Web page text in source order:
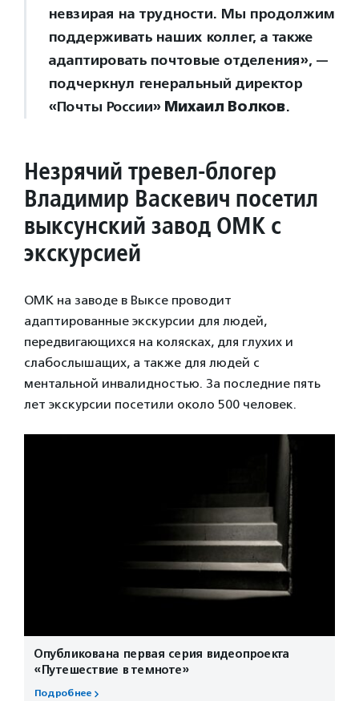
невзирая на трудности. Мы продолжим
поддерживать наших коллег, а также
адаптировать почтовые отделения», —
подчеркнул генеральный директор
«Почты России» Михаил Волков.
Незрячий тревел-блогер
Владимир Васкевич посетил
выксунский завод ОМК с
экскурсией
ОМК на заводе в Выксе проводит
адаптированные экскурсии для людей,
передвигающихся на колясках, для глухих и
слабослышащих, а также для людей с
ментальной инвалидностью. За последние пять
лет экскурсии посетили около 500 человек.
Опубликована первая серия видеопроекта
«Путешествие в темноте»
Подробнее